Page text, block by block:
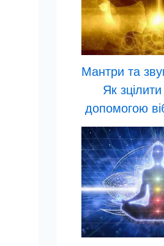
Мантри та
Як
допомогою